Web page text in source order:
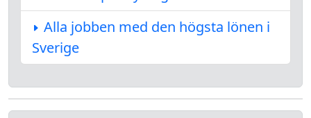
Alla jobben med den högsta lönen i
Sverige